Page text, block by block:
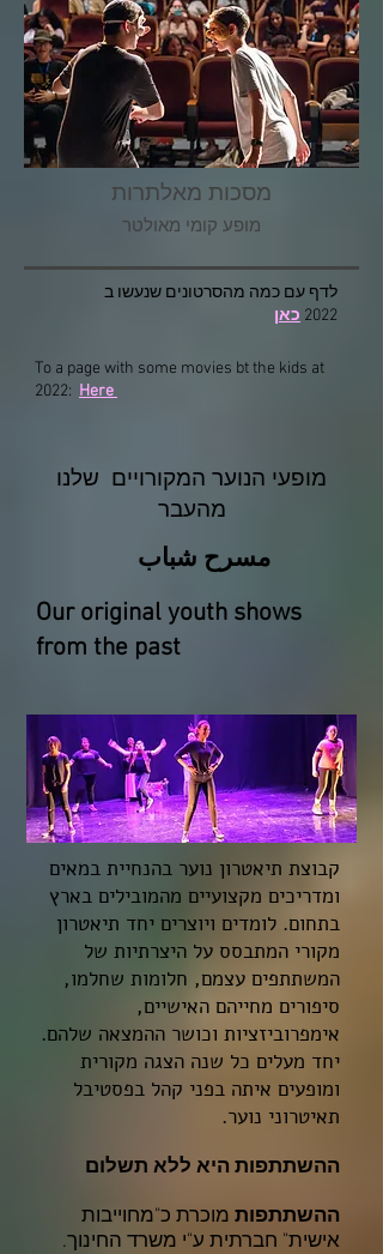
מסכות מאלתרות
מופע קומי מאולטר
לדף עם כמה מהסרטונים שנעשו ב
2022 כאן
To a page with some movies bt the kids at
2022: Here
מופעי הנוער המקורויים שלנו
מהעבר
مسرح شباب
Our original youth shows
from the past
קבוצת תיאטרון נוער בהנחיית במאים
ומדריכים מקצועיים מהמובילים בארץ
בתחום. לומדים ויוצרים יחד תיאטרון
מקורי המתבסס על היצרתיות של
המשתתפים עצמם, חלומות שחלמו,
סיפורים מחייהם האישיים,
אימפרוביזציות וכושר ההמצאה שלהם.
יחד מעלים כל שנה הצגה מקורית
ומופעים איתה בפני קהל בפסטיבל
תאיטרוני נוער.
ההשתתפות היא ללא תשלום
ההשתתפות מוכרת כ"מחוייבות
אישית" חברתית ע"י משרד החינוך.